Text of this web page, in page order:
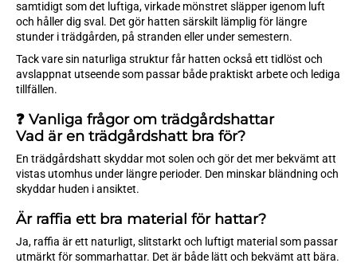
samtidigt som det luftiga, virkade mönstret släpper igenom luft
och håller dig sval. Det gör hatten särskilt lämplig för längre
stunder i trädgården, på stranden eller under semestern.
Tack vare sin naturliga struktur får hatten också ett tidlöst och
avslappnat utseende som passar både praktiskt arbete och lediga
tillfällen.
❓ Vanliga frågor om trädgårdshattar
Vad är en trädgårdshatt bra för?
En trädgårdshatt skyddar mot solen och gör det mer bekvämt att
vistas utomhus under längre perioder. Den minskar bländning och
skyddar huden i ansiktet.
Är raffia ett bra material för hattar?
Ja, raffia är ett naturligt, slitstarkt och luftigt material som passar
utmärkt för sommarhattar. Det är både lätt och bekvämt att bära.